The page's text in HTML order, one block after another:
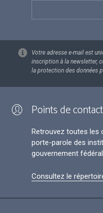
Votre adresse e-mail est
inscription à la newsletter,
la protection des données
Points de contact
Retrouvez toutes les
porte-parole des
gouvernement
Consultez le